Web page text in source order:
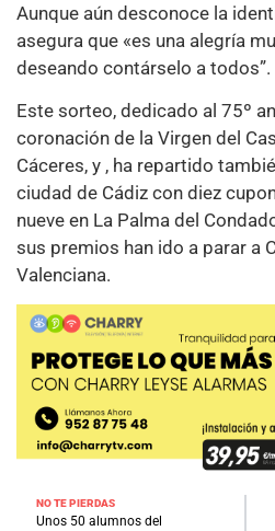
Aunque aún desconoce la
asegura que «es una alegría
deseando contárselo a todos”.
Este sorteo, dedicado al 75º
coronación de la Virgen del
Cáceres, y , ha repartido
ciudad de Cádiz con diez
nueve en La Palma del
sus premios han ido a parar a
Valenciana.
NO TE PIERDAS
Unos 50 alumnos del